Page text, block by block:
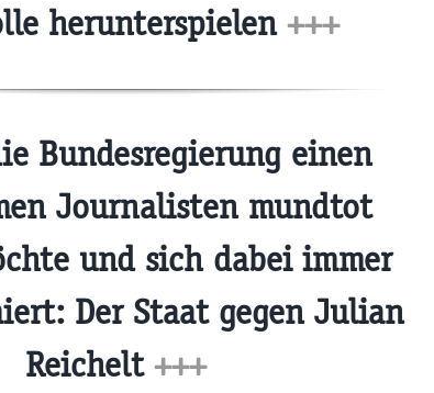
herunterspielen +++
Bundesregierung einen
Journalisten mundtot
und sich dabei immer
Der Staat gegen Julian
Reichelt +++